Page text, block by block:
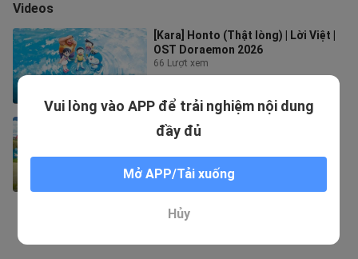
Videos
[Kara] Honto (Thật lòng) | Lời Việt |
OST Doraemon 2026
66 Lượt xem
4:25
[Kara] Sketch (Vẽ về giấc mơ) | Lời
Việt | OST Doraemon 2025
Bahasa Melayu
Vui lòng vào APP để trải nghiệm nội dung
đầy đủ
Mở APP/Tải xuống
Hủy